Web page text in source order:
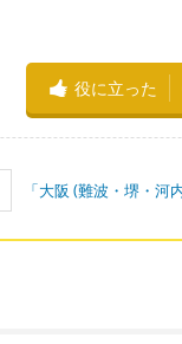
役に立った
「大阪 (難波・堺・河